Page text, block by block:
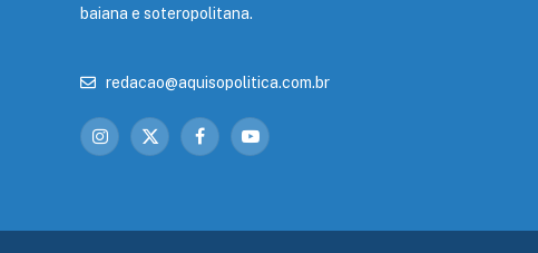
baiana e soteropolitana.
redacao@aquisopolitica.com.br
Instagram
X
FacebookYouTube